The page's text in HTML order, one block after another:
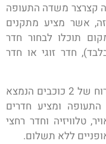
קצרצר משדה התעופה
אשר מציע מתקנים
תוכלו לבחור חדר
חדר זוגי או חדר
– ריזורט פשוט בדרגת אירוח של 2 כוכבים הנמצא
מנמל התעופה ומציע חדרים
טלוויזיה וחדר רחצי
ללא תשלום.